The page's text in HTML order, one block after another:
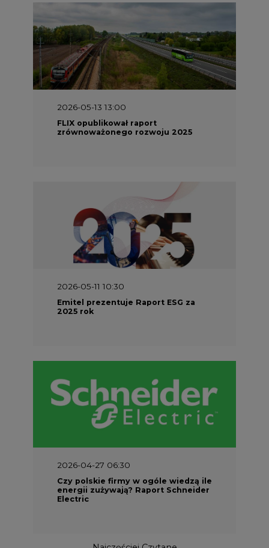
2026-05-13 13:00
FLIX opublikował raport
zrównoważonego rozwoju 2025
2026-05-11 10:30
Emitel prezentuje Raport ESG za
2025 rok
2026-04-27 06:30
Czy polskie firmy w ogóle wiedzą ile
energii zużywają? Raport Schneider
Electric